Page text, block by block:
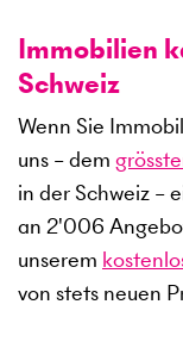
Immobilien
Schweiz
Wenn Sie
uns – dem
in der Schweiz –
an 2'006
unserem
von stets neuen